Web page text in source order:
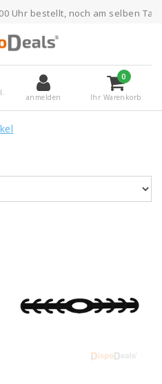
noch am selben Tag versendet
anmelden
0
Ihr Warenkorb